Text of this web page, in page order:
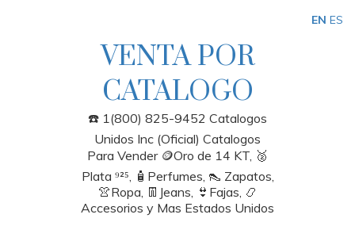
VENTA POR
CATALOGO
☎️ 1(800) 825-9452 Catalogos
Unidos Inc (Oficial) Catalogos
Para Vender 🪙Oro de 14 KT, 🥈
Plata ⁹²⁵, 🧴Perfumes, 👠 Zapatos,
👚Ropa, 👖Jeans, 👙Fajas, 📿
Accesorios y Mas Estados Unidos
EN ES